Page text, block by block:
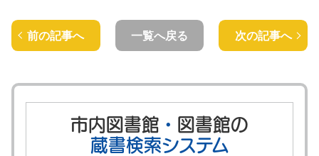
前の記事へ 一覧へ戻る 次の記事へ
市内図書館 ・ 図書館の
蔵書検索システム